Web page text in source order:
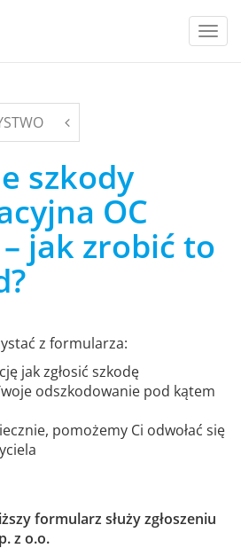
szkody
OC
jak zrobić to
z formularza:
jak zgłosić szkodę
odszkodowanie pod kątem
pomożemy Ci odwołać się
formularz służy zgłoszeniu
z o.o.